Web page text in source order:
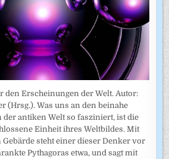
den Erscheinungen der Welt. Autor:
(Hrsg.). Was uns an den beinahe
antiken Welt so fasziniert, ist die
Einheit ihres Weltbildes. Mit
steht einer dieser Denker vor
Pythagoras etwa, und sagt mit